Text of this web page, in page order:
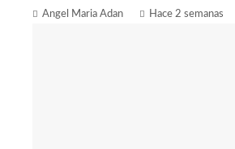
Angel Maria Adan Hace 2 semanas